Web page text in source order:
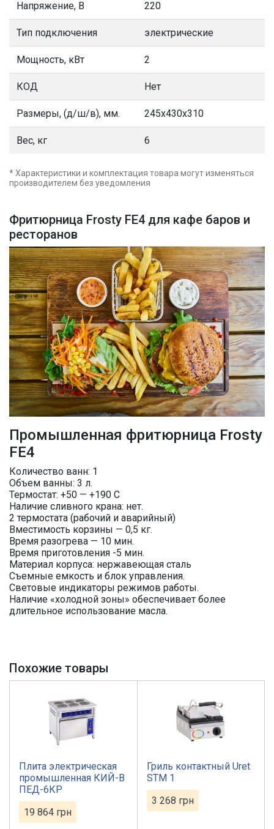
Фритюрница Frosty FE4 для кафе баров и
ресторанов
Промышленная фритюрница Frosty
FE4
Количество ванн: 1
Объем ванны: 3 л.
Термостат: +50 — +190 С
Наличие сливного крана: нет.
2 термостата (рабочий и аварийный)
Вместимость корзины — 0,5 кг.
Время разогрева — 10 мин.
Время приготовления -5 мин.
Материал корпуса: нержавеющая сталь
Съемные емкость и блок управления.
Световые индикаторы режимов работы.
Наличие «холодной зоны» обеспечивает более
длительное использование масла.
Напряжение, В 220
Тип подключения электрические
Мощность, кВт 2
КОД Нет
Размеры, (д/ш/в), мм. 245x430x310
Вес, кг 6
* Характеристики и комплектация товара могут изменяться
производителем без уведомления
Похожие товары
Плита электрическая
промышленная КИЙ-В
ПЕД-6КР
19 864 грн
Гриль контактный Uret
STM 1
3 268 грн